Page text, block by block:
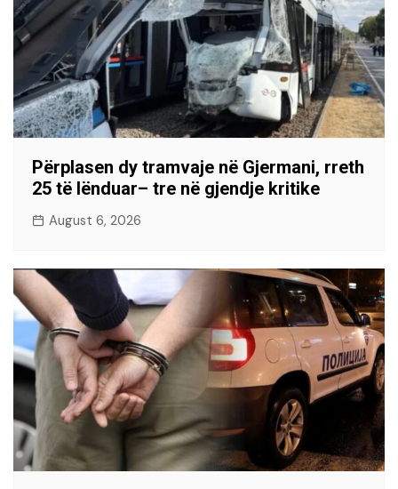
Përplasen dy tramvaje në Gjermani, rreth
25 të lënduar– tre në gjendje kritike
August 6, 2026